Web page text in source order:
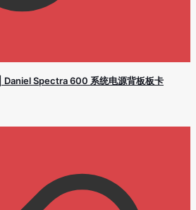
Daniel Spectra 600 系统电源背板板卡